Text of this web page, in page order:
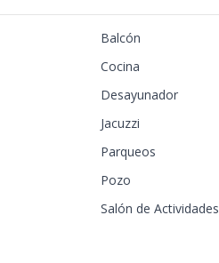
Balcón
Cocina
Desayunador
Jacuzzi
Parqueos
Pozo
Salón de Actividades